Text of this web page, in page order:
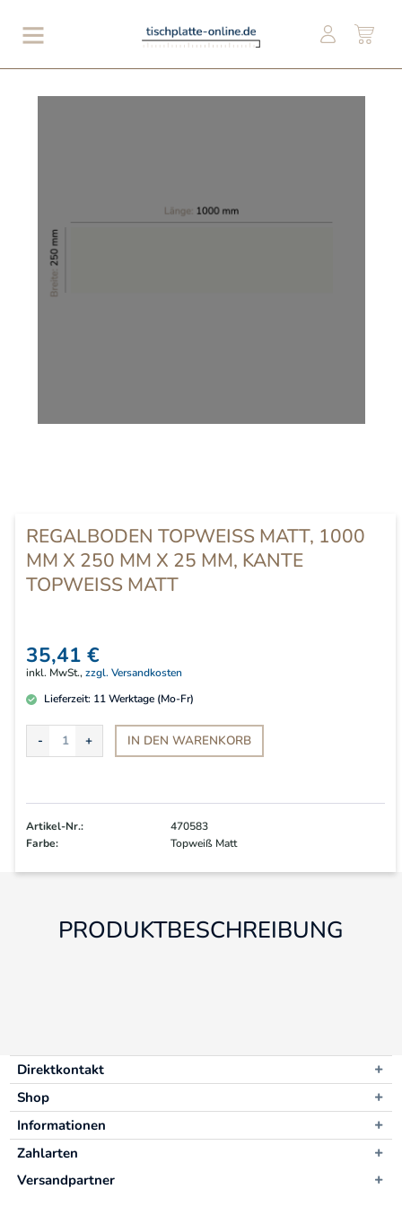
REGALBODEN TOPWEISS MATT, 1000 M
M X 250 MM X 25 MM, KANTE T
OPWEISS MATT
35,41 €
inkl. MwSt.,zzgl. Versandkosten
Lieferzeit: 11Werktage (Mo-Fr)
IN DEN WARENKORB
Artikel-Nr.:
470583
Farbe:
Topweiß Matt
PRODUKTBESCHREIBUNG
Direktkontakt
Shop
Informationen
Zahlarten
Versandpartner